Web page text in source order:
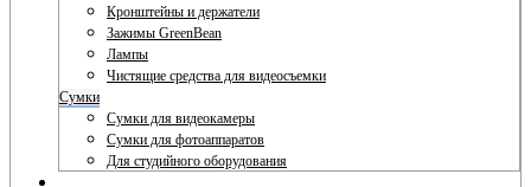
Кронштейны и держатели
Зажимы GreenBean
Лампы
Чистящие средства для видеосъемки
Сумки
Сумки для видеокамеры
Сумки для фотоаппаратов
Для студийного оборудования